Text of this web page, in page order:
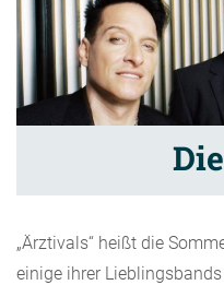
„Ärztivals“ heißt die
einige ihrer